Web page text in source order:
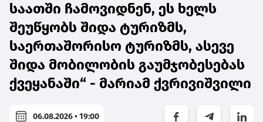
საათში ჩამოვიდნენ, ეს ხელს
შეუწყობს შიდა ტურიზმს,
საერთაშორისო ტურიზმს, ასევე
შიდა მობილობის გაუმჯობესებას
ქვეყანაში“ - მარიამ ქვრივიშვილი
06.08.2026 • 19:00